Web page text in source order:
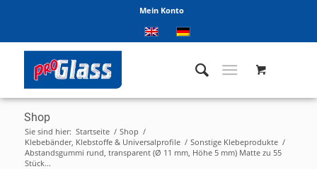
Mein Konto
Shop
Sie sind hier: Startseite / Shop /
Klebebänder, Klebstoffe & Universalprofile / Sonstige Klebeprodukte /
Abstandsgummi rund, transparent (Ø 11 mm, Höhe 5 mm) Matte zu 55
Stück...